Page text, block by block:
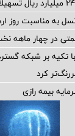
به مناسبت روز
تکیه بر شبکه
کرد
بیمه رازی